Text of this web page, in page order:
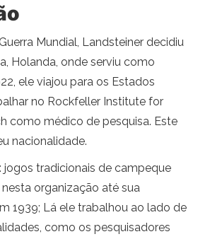
Mundial, Landsteiner decidiu
Holanda, onde serviu como
ele viajou para os Estados
no Rockfeller Institute for
como médico de pesquisa. Este
nacionalidade.
jogos tradicionais de campeque
organização até sua
1939; Lá ele trabalhou ao lado de
como os pesquisadores